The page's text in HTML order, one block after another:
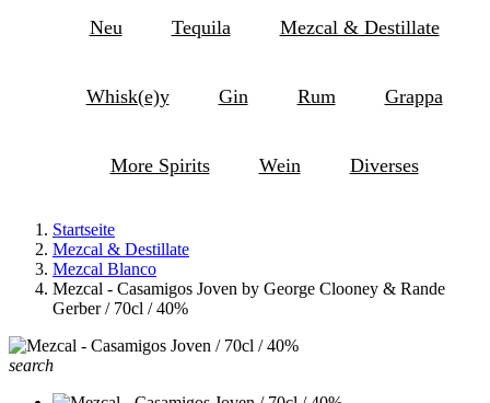
Neu Tequila Mezcal & Destillate
Whisk(e)y Gin Rum Grappa
More Spirits Wein Diverses
Startseite
Mezcal & Destillate
Mezcal Blanco
Mezcal - Casamigos Joven by George Clooney & Rande
Gerber / 70cl / 40%
search